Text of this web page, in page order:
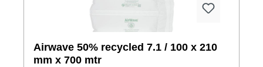
Airwave 50% recycled 7.1 / 100 x 210
mm x 700 mtr